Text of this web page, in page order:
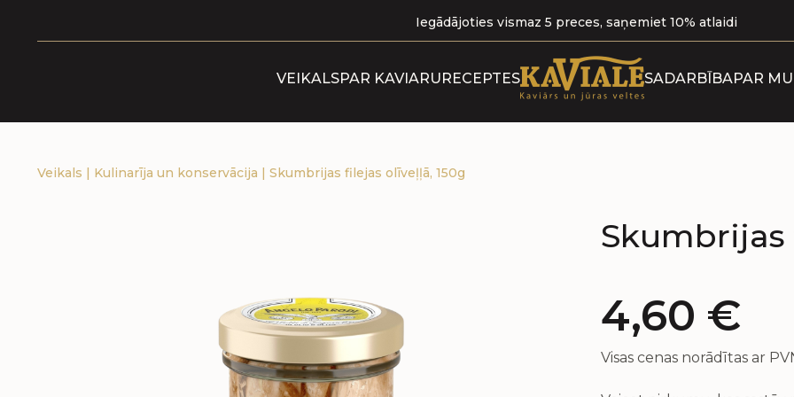
Iegādājoties vismaz 5 preces, saņemiet 10% atlaidi
VEIKALSPAR KAVIARURECEPTES SADARBĪBAPAR
PAR
MŪSU
Veikals | Kulinarīja un konservācija | Skumbrijas filejas olīveļļā, 150g
Skumbrijas
4,60 €
Visas cenas norādītas ar